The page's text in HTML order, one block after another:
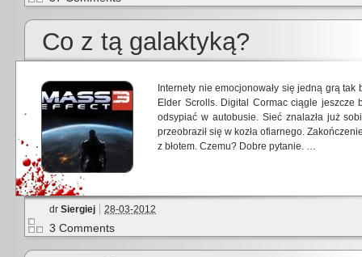
Co z tą galaktyką?
Internety nie emocjonowały się jedną grą
Elder Scrolls. Digital Cormac ciągle jeszcze
odsypiać w autobusie. Sieć znalazła już
przeobraził się w kozła ofiarnego.
z błotem. Czemu? Dobre pytanie. …
dr Siergiej 28-03-2012
3 Comments